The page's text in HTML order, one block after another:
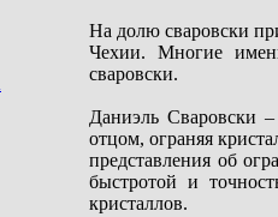
На долю сваровски
Чехии. Многие
сваровски.
Даниэль Сваровски
отцом, ограняя
представления об
быстротой и
кристаллов.